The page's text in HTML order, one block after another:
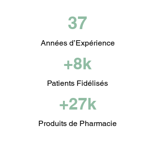
37
Années d’Expérience
+8k
Patients Fidélisés
+27k
Produits de Pharmacie